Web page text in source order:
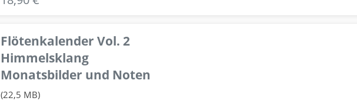
Flötenkalender Vol. 2
Himmelsklang
Monatsbilder und Noten
(22,5 MB)